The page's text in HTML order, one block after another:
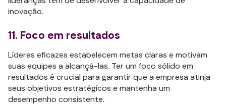
inovação.
11. Foco em resultados
Líderes eficazes estabelecem metas claras e motivam
suas equipes a alcançá-las. Ter um foco sólido em
resultados é crucial para garantir que a empresa atinja
seus objetivos estratégicos e mantenha um
desempenho consistente.